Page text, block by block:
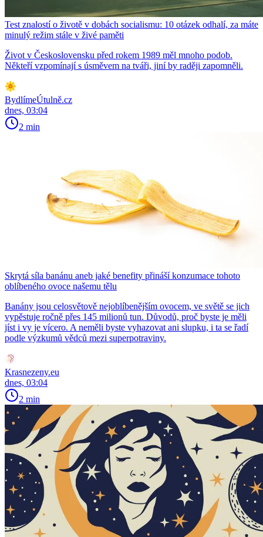
Test znalostí o životě v dobách socialismu: 10 otázek odhalí, za máte
minulý režim stále v živé paměti
Život v Československu před rokem 1989 měl mnoho podob.
Někteří vzpomínají s úsměvem na tváři, jiní by raději zapomněli.
BydlímeÚtulně.cz
dnes, 03:04
2 min
Skrytá síla banánu aneb jaké benefity přináší konzumace tohoto
oblíbeného ovoce našemu tělu
Banány jsou celosvětově nejoblíbenějším ovocem, ve světě se jich
vypěstuje ročně přes 145 milionů tun. Důvodů, proč byste je měli
jíst i vy je vícero. A neměli byste vyhazovat ani slupku, i ta se řadí
podle výzkumů vědců mezi superpotraviny.
Krasnezeny.eu
dnes, 03:04
2 min